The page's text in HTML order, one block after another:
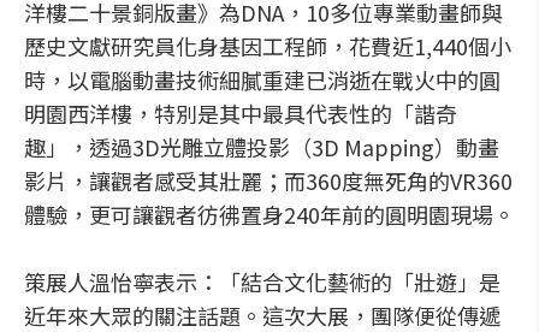
洋樓二十景銅版畫》為DNA，10多位專業動畫師與
歷史文獻研究員化身基因工程師，花費近1,440個小
時，以電腦動畫技術細膩重建已消逝在戰火中的圓
明園西洋樓，特別是其中最具代表性的「諧奇
趣」，透過3D光雕立體投影（3D Mapping）動畫
影片，讓觀者感受其壯麗；而360度無死角的VR360
體驗，更可讓觀者彷彿置身240年前的圓明園現場。
策展人溫怡寧表示：「結合文化藝術的「壯遊」是
近年來大眾的關注話題。這次大展，團隊便從傳遞